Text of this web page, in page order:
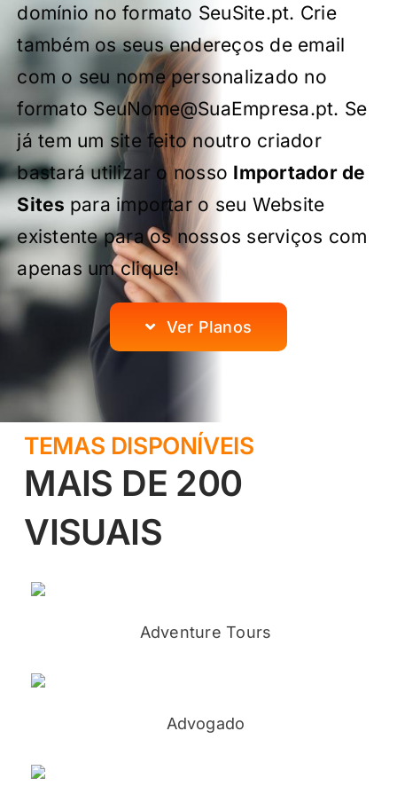
domínio no formato SeuSite.pt. Crie
também os seus endereços de email
com o seu nome personalizado no
formato SeuNome@SuaEmpresa.pt. Se
já tem um site feito noutro criador
bastará utilizar o nosso Importador de
Sites para importar o seu Website
existente para os nossos serviços com
apenas um clique!
Ver Planos
TEMAS DISPONÍVEIS
MAIS DE 200
VISUAIS
Adventure Tours
Advogado